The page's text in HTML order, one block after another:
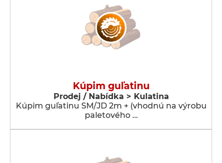
Kúpim guľatinu
Prodej / Nabídka > Kulatina
Kúpim guľatinu SM/JD 2m + (vhodnú na výrobu
paletového …